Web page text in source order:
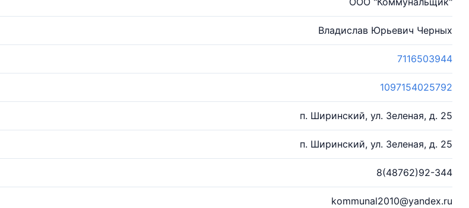
Владислав Юрьевич Черных
7116503944
1097154025792
п. Ширинский, ул. Зеленая, д. 25
п. Ширинский, ул. Зеленая, д. 25
8(48762)92-344
kommunal2010@yandex.ru